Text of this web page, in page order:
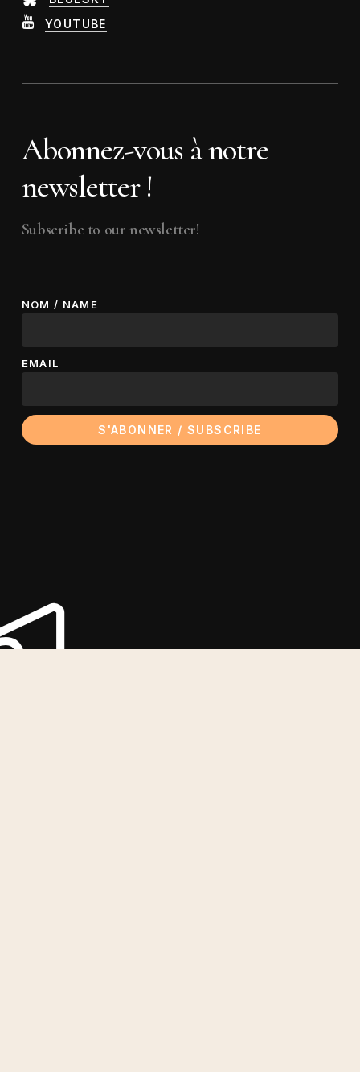
YOUTUBE
Abonnez-vous à notre
newsletter !
Subscribe to our newsletter!
NOM / NAME
EMAIL